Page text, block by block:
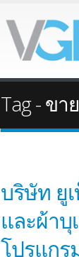
Tag - ขา
บริษัท ยู
และผ้า
โปรแกร